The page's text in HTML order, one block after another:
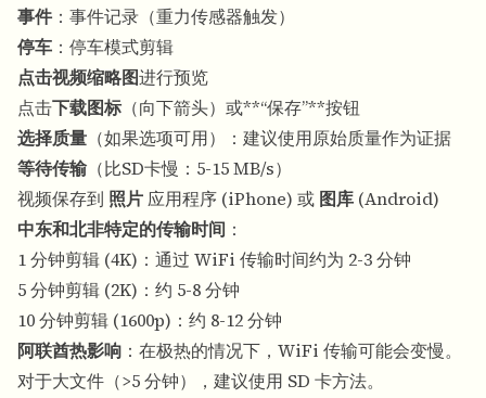
事件：事件记录（重力传感器触发）
停车 ：停车模式剪辑
点击视频缩略图进行预览
点击下载图标 （向下箭头）或**“保存”**按钮
选择质量 （如果选项可用）：建议使用原始质量作为证据
等待传输 （比SD卡慢：5-15 MB/s）
视频保存到 照片 应用程序 (iPhone) 或 图库 (Android)
中东和北非特定的传输时间 ：
1 分钟剪辑 (4K)：通过 WiFi 传输时间约为 2-3 分钟
5 分钟剪辑 (2K)：约 5-8 分钟
10 分钟剪辑 (1600p)：约 8-12 分钟
阿联酋热影响 ：在极热的情况下，WiFi 传输可能会变慢。
对于大文件（>5 分钟），建议使用 SD 卡方法。